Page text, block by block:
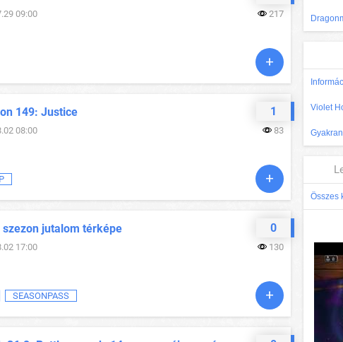
09:00 217
1
149: Justice
08:00 83
0
jutalom térképe
17:00 130
SEASONPASS
Violet
Összes